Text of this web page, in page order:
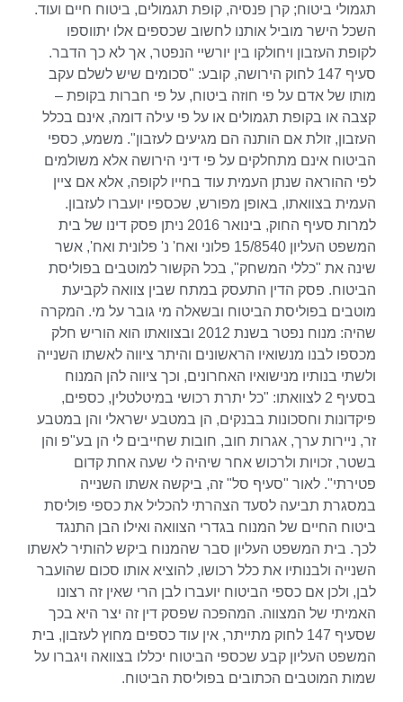
תגמולי ביטוח; קרן פנסיה, קופת תגמולים, ביטוח חיים ועוד.
השכל הישר מוביל אותנו לחשוב שכספים אלו יתווספו
לקופת העזבון ויחולקו בין יורשיי הנפטר, אך לא כך הדבר.
סעיף 147 לחוק הירושה, קובע: "סכומים שיש לשלם עקב
מותו של אדם על פי חוזה ביטוח, על פי חברות בקופת –
קצבה או בקופת תגמולים או על פי עילה דומה, אינם בכלל
העזבון, זולת אם הותנה הם מגיעים לעזבון". משמע, כספי
הביטוח אינם מתחלקים על פי דיני הירושה אלא משולמים
לפי ההוראה שנתן העמית עוד בחייו לקופה, אלא אם ציין
העמית בצוואתו, באופן מפורש, שכספיו יועברו לעזבון.
למרות סעיף החוק, בינואר 2016 ניתן פסק דינו של בית
המשפט העליון 15/8540 פלוני ואח' נ' פלונית ואח', אשר
שינה את "כללי המשחק", בכל הקשור למוטבים בפוליסת
הביטוח. פסק הדין התעסק במתח שבין צוואה לקביעת
מוטבים בפוליסת הביטוח ובשאלה מי גובר על מי. המקרה
שהיה: מנוח נפטר בשנת 2012 ובצוואתו הוא הוריש חלק
מכספו לבנו מנשואיו הראשונים והיתר ציווה לאשתו השנייה
ולשתי בנותיו מנישואיו האחרונים, וכך ציווה להן המנוח
בסעיף 2 לצוואתו: "כל יתרת רכושי במיטלטלין, כספים,
פיקדונות וחסכונות בבנקים, הן במטבע ישראלי והן במטבע
זר, ניירות ערך, אגרות חוב, חובות שחייבים לי הן בע"פ והן
בשטר, זכויות ולרכוש אחר שיהיה לי שעה אחת קדום
פטירתי". לאור "סעיף סל" זה, ביקשה אשתו השנייה
במסגרת תביעה לסעד הצהרתי להכליל את כספי פוליסת
ביטוח החיים של המנוח בגדרי הצוואה ואילו הבן התנגד
לכך. בית המשפט העליון סבר שהמנוח ביקש להותיר לאשתו
השנייה ולבנותיו את כלל רכושו, להוציא אותו סכום שהועבר
לבן, ולכן אם כספי הביטוח יועברו לבן הרי שאין זה רצונו
האמיתי של המצווה. המהפכה שפסק דין זה יצר היא בכך
שסעיף 147 לחוק מתייתר, אין עוד כספים מחוץ לעזבון, בית
המשפט העליון קבע שכספי הביטוח יכללו בצוואה ויגברו על
שמות המוטבים הכתובים בפוליסת הביטוח.